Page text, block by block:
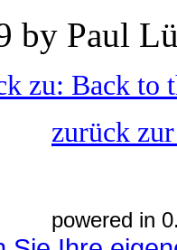
by Paul
zu: Back to
zurück
powered in